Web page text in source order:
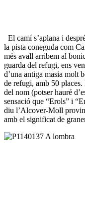
El camí s’aplana i
la pista coneguda com
més avall arribem al
guarda del refugi, ens
d’una antiga masia molt
de refugi, amb 50
del nom (potser hauré
sensació que “Erols” i
diu l’Alcover-Moll
amb el significat de